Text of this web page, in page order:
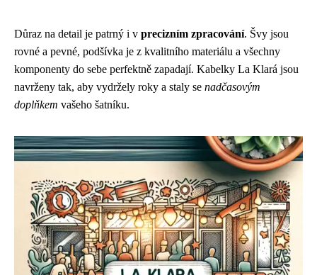
Důraz na detail je patrný i v precizním zpracování. Švy jsou
rovné a pevné, podšívka je z kvalitního materiálu a všechny
komponenty do sebe perfektně zapadají. Kabelky La Klará jsou
navrženy tak, aby vydržely roky a staly se nadčasovým
doplňkem vašeho šatníku.